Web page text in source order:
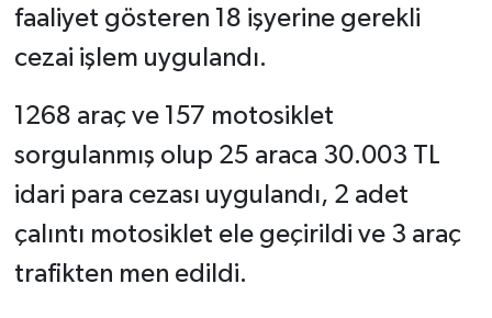
faaliyet gösteren 18 işyerine gerekli
cezai işlem uygulandı.
1268 araç ve 157 motosiklet
sorgulanmış olup 25 araca 30.003 TL
idari para cezası uygulandı, 2 adet
çalıntı motosiklet ele geçirildi ve 3 araç
trafikten men edildi.